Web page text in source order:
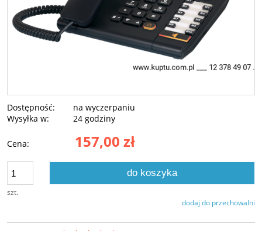
Dostępność:
na wyczerpaniu
Wysyłka w:
24 godziny
Cena: 157,00 zł
szt.
do koszyka
dodaj do przechowalni